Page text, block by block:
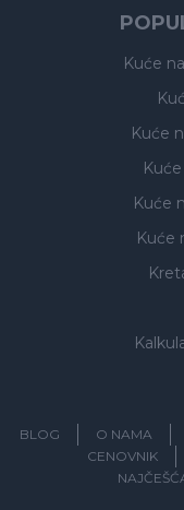
Kuće
Kuće
Kuće
Kuće
BLOG O NAMA
CENOVNIK